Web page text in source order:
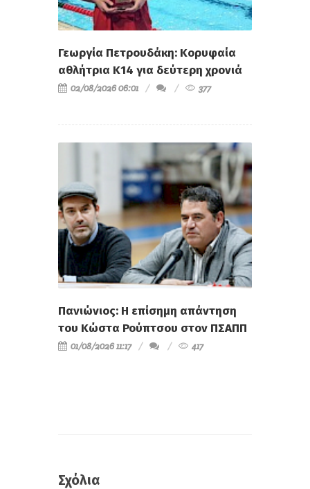
Γεωργία Πετρουδάκη: Κορυφαία
αθλήτρια Κ14 για δεύτερη χρονιά
02/08/2026 06:01 377
Πανιώνιος: Η επίσημη απάντηση
του Κώστα Ρούπτσου στον ΠΣΑΠΠ
01/08/2026 11:17 417
Σχόλια